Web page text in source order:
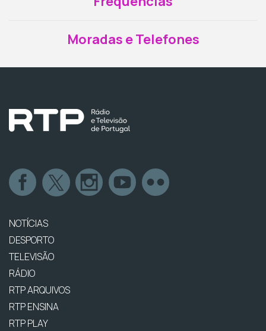
Moradas e Telefones
NOTÍCIAS
DESPORTO
TELEVISÃO
RÁDIO
RTP ARQUIVOS
RTP ENSINA
RTP PLAY